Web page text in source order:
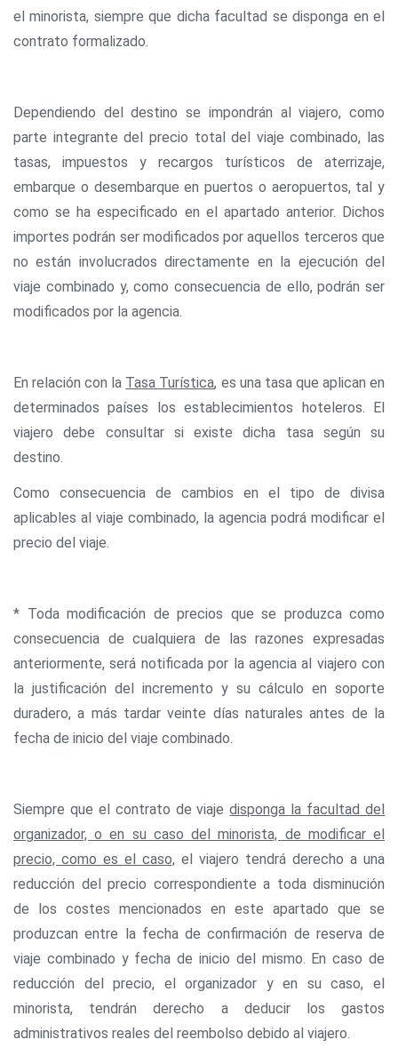
el minorista, siempre que dicha facultad se disponga en el
contrato formalizado.
Dependiendo del destino se impondrán al viajero, como
parte integrante del precio total del viaje combinado, las
tasas, impuestos y recargos turísticos de aterrizaje,
embarque o desembarque en puertos o aeropuertos, tal y
como se ha especificado en el apartado anterior. Dichos
importes podrán ser modificados por aquellos terceros que
no están involucrados directamente en la ejecución del
viaje combinado y, como consecuencia de ello, podrán ser
modificados por la agencia.
En relación con la Tasa Turística, es una tasa que aplican en
determinados países los establecimientos hoteleros. El
viajero debe consultar si existe dicha tasa según su
destino.
Como consecuencia de cambios en el tipo de divisa
aplicables al viaje combinado, la agencia podrá modificar el
precio del viaje.
* Toda modificación de precios que se produzca como
consecuencia de cualquiera de las razones expresadas
anteriormente, será notificada por la agencia al viajero con
la justificación del incremento y su cálculo en soporte
duradero, a más tardar veinte días naturales antes de la
fecha de inicio del viaje combinado.
Siempre que el contrato de viajedisponga la facultad del
organizador, o en su caso del minorista, de modificar el
precio, como es el caso, el viajero tendrá derecho a una
reducción del precio correspondiente a toda disminución
de los costes mencionados en este apartado que se
produzcan entre la fecha de confirmación de reserva de
viaje combinado y fecha de inicio del mismo. En caso de
reducción del precio, el organizador y en su caso, el
minorista, tendrán derecho a deducir los gastos
administrativos reales del reembolso debido al viajero.